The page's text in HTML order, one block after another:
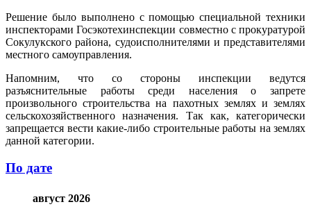
Решение было выполнено с помощью специальной техники
инспекторами Госэкотехинспекции совместно с прокуратурой
Сокулукского района, судоисполнителями и представителями
местного самоуправления.
Напомним, что со стороны инспекции ведутся
разъяснительные работы среди населения о запрете
произвольного строительства на пахотных землях и землях
сельскохозяйственного назначения. Так как, категорически
запрещается вести какие-либо строительные работы на землях
данной категории.
По дате
август 2026